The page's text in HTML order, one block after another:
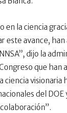
la ciencia
este avance,
dijo la
que han
ciencia visionaria
del DOE